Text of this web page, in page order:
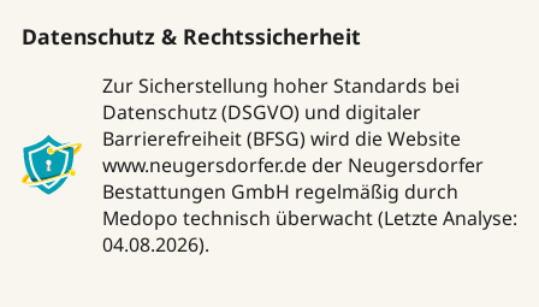
Datenschutz & Rechtssicherheit
Zur Sicherstellung hoher Standards bei
Datenschutz (DSGVO) und digitaler
Barrierefreiheit (BFSG) wird die Website
www.neugersdorfer.de der Neugersdorfer
Bestattungen GmbH regelmäßig durch
Medopo technisch überwacht (Letzte Analyse:
04.08.2026).